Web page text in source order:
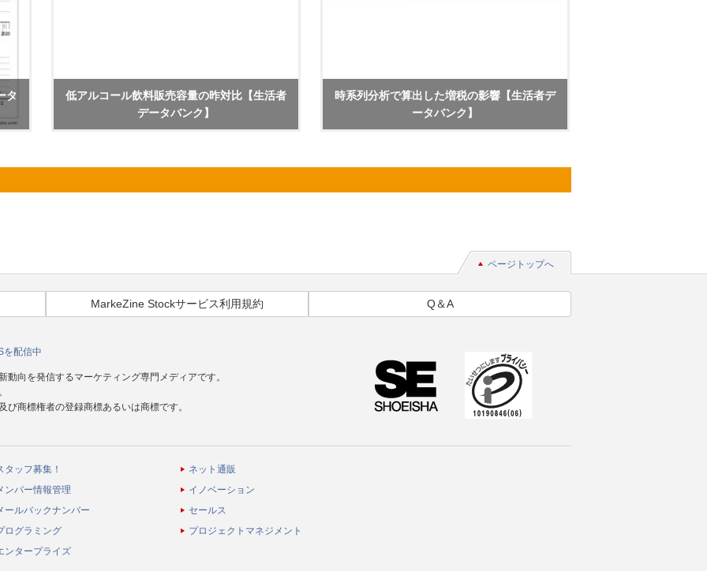
タ
低アルコール飲料販売容量の昨対比【生活者
データバンク】
時系列分析で算出した増税の影響【生活者デ
ータバンク】
ページトップへ
MarkeZine Stockサービス利用規約 Q＆A
を配信中
向を発信するマーケティング専門メディアです。
商標権者の登録商標あるいは商標です。
タッフ募集！
ンバー情報管理
ールバックナンバー
ログラミング
ンタープライズ
ネット通販
イノベーション
セールス
プロジェクトマネジメント